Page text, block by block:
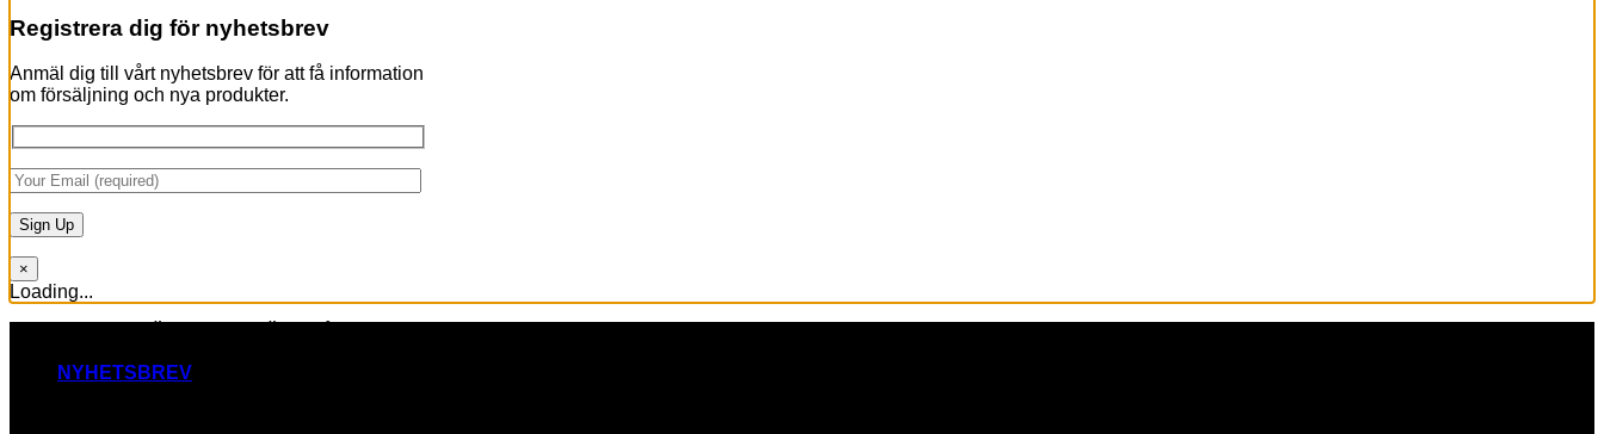
Registrera dig för nyhetsbrev
Anmäl dig till vårt nyhetsbrev för att få information
om försäljning och nya produkter.
×
Loading...
NYHETSBREV